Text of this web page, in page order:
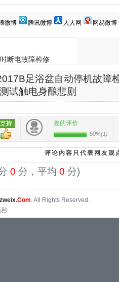
微博 腾讯微博 人人网 网易微博
断电故障检修
足浴盆自动停机故障
试触电身酿悲剧
差的评价
50%(1)
评论内容只代表网友观
0 分，平均 0 分)
.Com. All Rights Reserved .
秒